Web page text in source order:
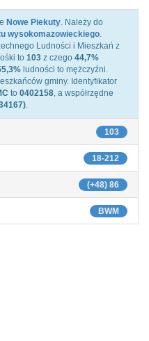
Nowe Piekuty. Należy do
wysokomazowieckiego.
Ludności i Mieszkań z
to 103 z czego 44,7%
ludności to mężczyźni.
gminy. Identyfikator
to 0402158, a współrzędne
.
103
18-212
(+48) 86
BWM